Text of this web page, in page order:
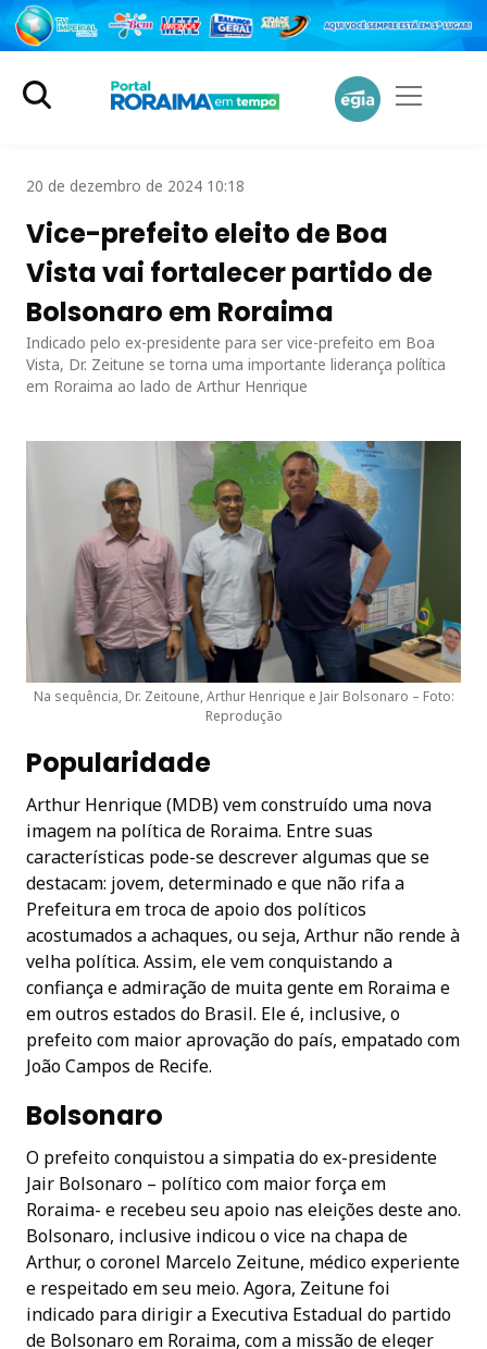
20 de dezembro de 2024 10:18
Vice-prefeito eleito de Boa
Vista vai fortalecer partido de
Bolsonaro em Roraima
Indicado pelo ex-presidente para ser vice-prefeito em Boa
Vista, Dr. Zeitune se torna uma importante liderança política
em Roraima ao lado de Arthur Henrique
Na sequência, Dr. Zeitoune, Arthur Henrique e Jair Bolsonaro – Foto:
Reprodução
Popularidade
Arthur Henrique (MDB) vem construído uma nova
imagem na política de Roraima. Entre suas
características pode-se descrever algumas que se
destacam: jovem, determinado e que não rifa a
Prefeitura em troca de apoio dos políticos
acostumados a achaques, ou seja, Arthur não rende à
velha política. Assim, ele vem conquistando a
confiança e admiração de muita gente em Roraima e
em outros estados do Brasil. Ele é, inclusive, o
prefeito com maior aprovação do país, empatado com
João Campos de Recife.
Bolsonaro
O prefeito conquistou a simpatia do ex-presidente
Jair Bolsonaro – político com maior força em
Roraima- e recebeu seu apoio nas eleições deste ano.
Bolsonaro, inclusive indicou o vice na chapa de
Arthur, o coronel Marcelo Zeitune, médico experiente
e respeitado em seu meio. Agora, Zeitune foi
indicado para dirigir a Executiva Estadual do partido
de Bolsonaro em Roraima, com a missão de eleger